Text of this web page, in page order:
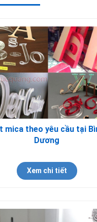
mica theo yêu cầu tại
Dương
Xem chi tiết